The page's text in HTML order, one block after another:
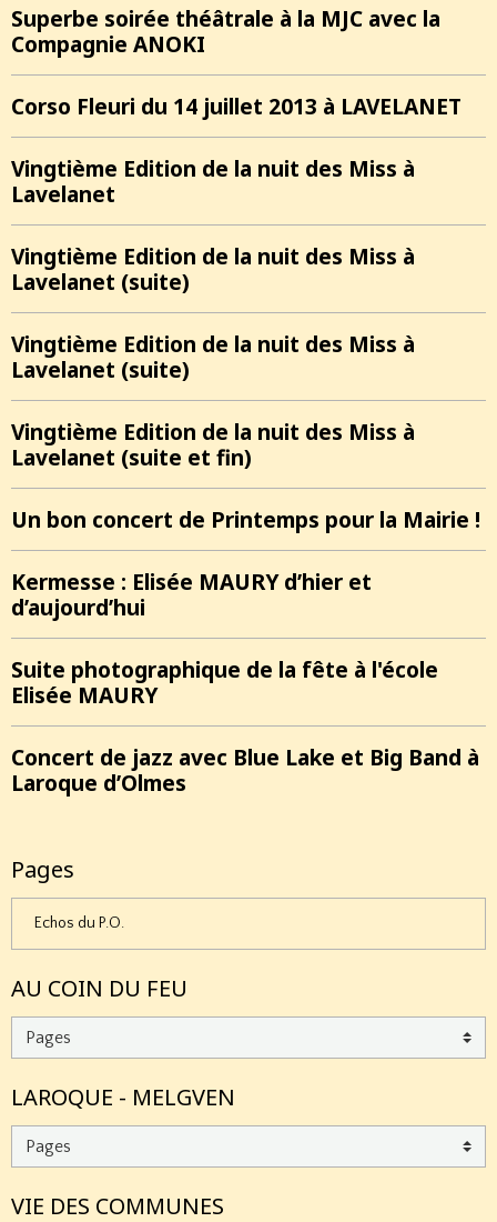
Superbe soirée théâtrale à la MJC avec la
Compagnie ANOKI
Corso Fleuri du 14 juillet 2013 à LAVELANET
Vingtième Edition de la nuit des Miss à
Lavelanet
Vingtième Edition de la nuit des Miss à
Lavelanet (suite)
Vingtième Edition de la nuit des Miss à
Lavelanet (suite)
Vingtième Edition de la nuit des Miss à
Lavelanet (suite et fin)
Un bon concert de Printemps pour la Mairie !
Kermesse : Elisée MAURY d’hier et
d’aujourd’hui
Suite photographique de la fête à l'école
Elisée MAURY
Concert de jazz avec Blue Lake et Big Band à
Laroque d’Olmes
Pages
Echos du P.O.
AU COIN DU FEU
LAROQUE - MELGVEN
VIE DES COMMUNES